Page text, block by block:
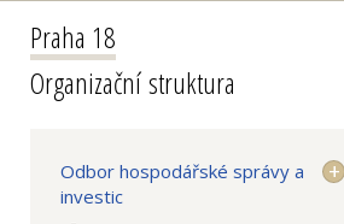
Praha 18
Organizační struktura
Odbor hospodářské správy a
investic